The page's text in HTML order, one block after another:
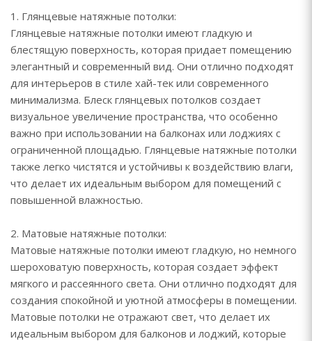
1. Глянцевые натяжные потолки:
Глянцевые натяжные потолки имеют гладкую и
блестящую поверхность, которая придает помещению
элегантный и современный вид. Они отлично подходят
для интерьеров в стиле хай-тек или современного
минимализма. Блеск глянцевых потолков создает
визуальное увеличение пространства, что особенно
важно при использовании на балконах или лоджиях с
ограниченной площадью. Глянцевые натяжные потолки
также легко чистятся и устойчивы к воздействию влаги,
что делает их идеальным выбором для помещений с
повышенной влажностью.
2. Матовые натяжные потолки:
Матовые натяжные потолки имеют гладкую, но немного
шероховатую поверхность, которая создает эффект
мягкого и рассеянного света. Они отлично подходят для
создания спокойной и уютной атмосферы в помещении.
Матовые потолки не отражают свет, что делает их
идеальным выбором для балконов и лоджий, которые